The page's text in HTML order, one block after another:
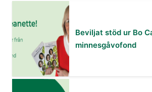
Beviljat stöd ur Bo
minnesgåvofond